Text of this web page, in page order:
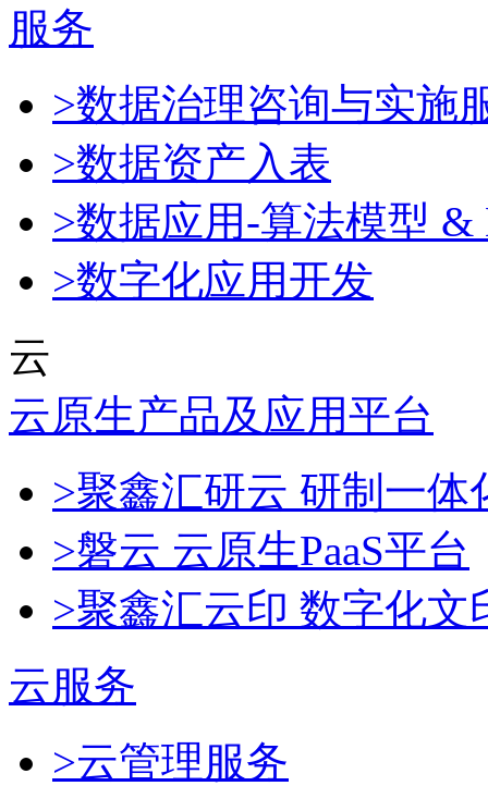
服务
>数据治理咨询与实施
>数据资产入表
>数据应用-算法模型 &
>数字化应用开发
云
云原生产品及应用平台
>聚鑫汇研云 研制一
>磐云 云原生PaaS平台
>聚鑫汇云印 数字化文
云服务
>云管理服务